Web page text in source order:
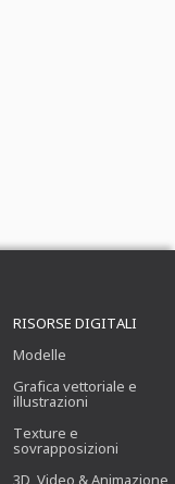
RISORSE DIGITALI
Modelle
Grafica vettoriale e
illustrazioni
Texture e
sovrapposizioni
3D, Video & Animazione